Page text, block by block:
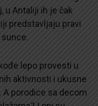
u Antaliji ih je čak
predstavljaju pravi
lepo provesti u
aktivnosti i ukusne
A porodice sa decom